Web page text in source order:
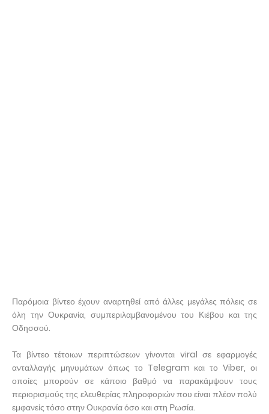
Παρόμοια βίντεο έχουν αναρτηθεί από άλλες μεγάλες πόλεις σε
όλη την Ουκρανία, συμπεριλαμβανομένου του Κιέβου και της
Οδησσού.
Τα βίντεο τέτοιων περιπτώσεων γίνονται viral σε εφαρμογές
ανταλλαγής μηνυμάτων όπως το Telegram και το Viber, οι
οποίες μπορούν σε κάποιο βαθμό να παρακάμψουν τους
περιορισμούς της ελευθερίας πληροφοριών που είναι πλέον πολύ
εμφανείς τόσο στην Ουκρανία όσο και στη Ρωσία.